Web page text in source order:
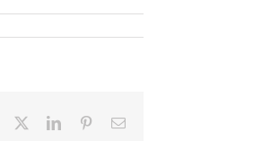
Facebook LinkedInPinterest
E-